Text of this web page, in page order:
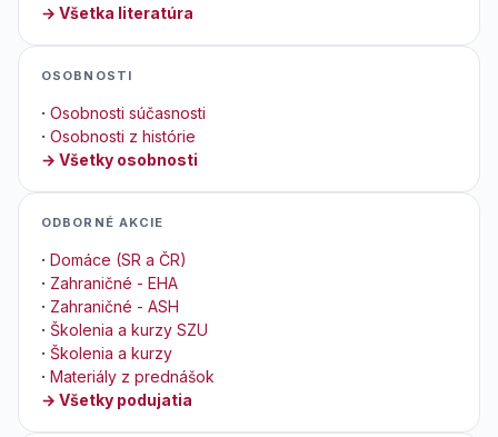
→ Všetka literatúra
OSOBNOSTI
· Osobnosti súčasnosti
· Osobnosti z histórie
→ Všetky osobnosti
ODBORNÉ AKCIE
· Domáce (SR a ČR)
· Zahraničné - EHA
· Zahraničné - ASH
· Školenia a kurzy SZU
· Školenia a kurzy
· Materiály z prednášok
→ Všetky podujatia